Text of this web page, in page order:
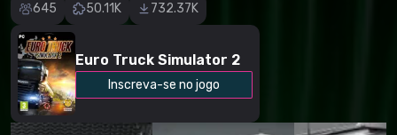
645 50.11K 732.37K
Euro Truck Simulator 2
Inscreva-se no jogo